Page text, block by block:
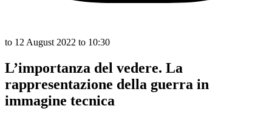
to 12 August 2022 to 10:30
L’importanza del vedere. La
rappresentazione della guerra in
immagine tecnica